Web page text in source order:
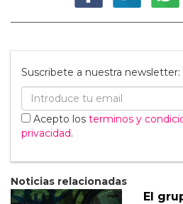
Suscribete a nuestra newsletter:
Acepto los terminos y
privacidad.
Noticias relacionadas
El